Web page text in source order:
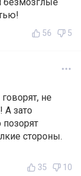
безмозглые
56 5
не
А зато
стороны.
35 10